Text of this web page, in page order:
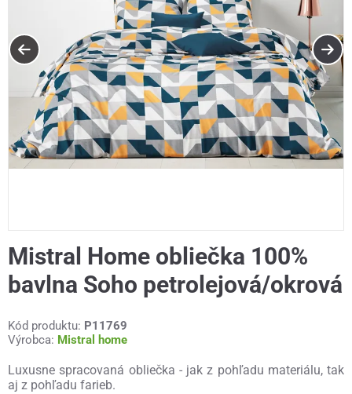
Mistral Home obliečka 100%
bavlna Soho petrolejová/okrová
Kód produktu: P11769
Výrobca: Mistral home
Luxusne spracovaná obliečka - jak z pohľadu materiálu, tak
aj z pohľadu farieb.